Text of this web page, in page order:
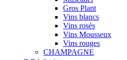
Gros Plant
Vins blancs
Vins rosés
Vins Mousseux
Vins rouges
CHAMPAGNE